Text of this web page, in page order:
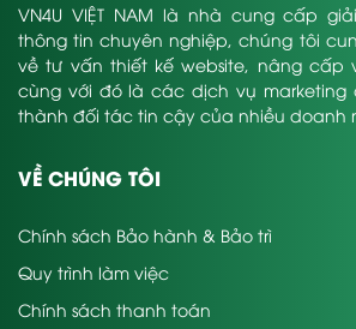
VN4U VIỆT NAM là nhà cung cấp
thông tin chuyên nghiệp, chúng tôi
về tư vấn thiết kế website, nâng cấp
cùng với đó là các dịch vụ marketing
thành đối tác tin cậy của nhiều doanh
VỀ CHÚNG TÔI
Chính sách Bảo hành & Bảo trì
Quy trình làm việc
Chính sách thanh toán